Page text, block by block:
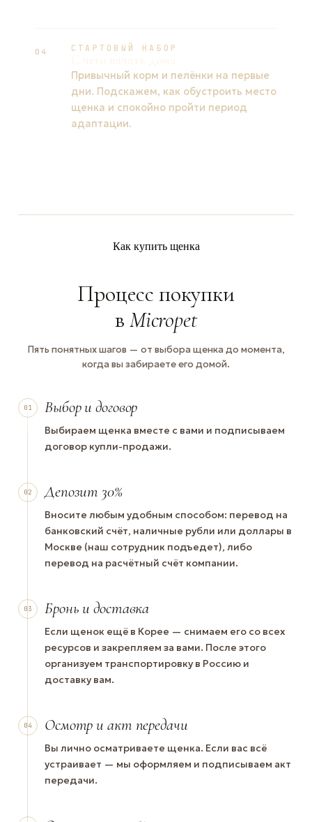
04 СТАРТОВЫЙ НАБОР
Привычный корм и пелёнки на первые
дни. Подскажем, как обустроить место
щенка и спокойно пройти период
адаптации.
Как купить щенка
Процесс покупки
в Micropet
Пять понятных шагов — от выбора щенка до момента,
когда вы забираете его домой.
01 Выбор и договор
Выбираем щенка вместе с вами и подписываем
договор купли-продажи.
02 Депозит 30%
Вносите любым удобным способом: перевод на
банковский счёт, наличные рубли или доллары в
Москве (наш сотрудник подъедет), либо
перевод на расчётный счёт компании.
03 Бронь и доставка
Если щенок ещё в Корее — снимаем его со всех
ресурсов и закрепляем за вами. После этого
организуем транспортировку в Россию и
доставку вам.
04 Осмотр и акт передачи
Вы лично осматриваете щенка. Если вас всё
устраивает — мы оформляем и подписываем акт
передачи.